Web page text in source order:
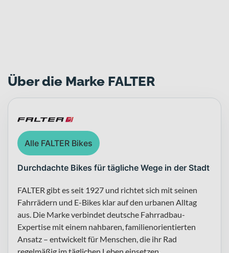
Über die Marke FALTER
Alle FALTER Bikes
Durchdachte Bikes für tägliche Wege in der Stadt
FALTER gibt es seit 1927 und richtet sich mit seinen
Fahrrädern und E-Bikes klar auf den urbanen Alltag
aus. Die Marke verbindet deutsche Fahrradbau-
Expertise mit einem nahbaren, familienorientierten
Ansatz – entwickelt für Menschen, die ihr Rad
regelmäßig im täglichen Leben einsetzen.